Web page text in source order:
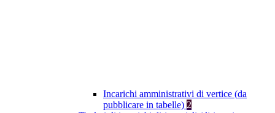
Incarichi amministrativi di vertice (da
pubblicare in tabelle) 2